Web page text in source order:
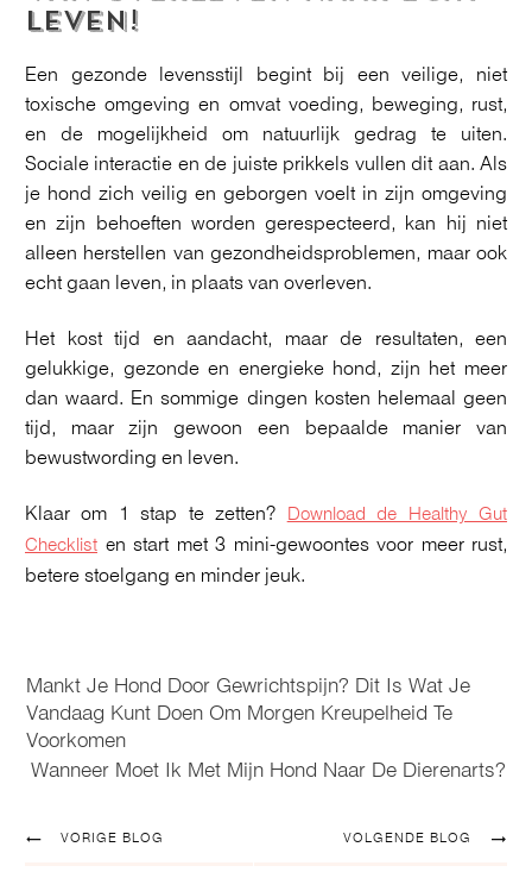
LEVEN!
Een gezonde levensstijl begint bij een veilige, niet
toxische omgeving en omvat voeding, beweging, rust,
en de mogelijkheid om natuurlijk gedrag te uiten.
Sociale interactie en de juiste prikkels vullen dit aan. Als
je hond zich veilig en geborgen voelt in zijn omgeving
en zijn behoeften worden gerespecteerd, kan hij niet
alleen herstellen van gezondheidsproblemen, maar ook
echt gaan leven, in plaats van overleven.
Het kost tijd en aandacht, maar de resultaten, een
gelukkige, gezonde en energieke hond, zijn het meer
dan waard. En sommige dingen kosten helemaal geen
tijd, maar zijn gewoon een bepaalde manier van
bewustwording en leven.
Klaar om 1 stap te zetten?
Download de Healthy Gut
Checklist en start met 3 mini-gewoontes voor meer rust,
betere stoelgang en minder jeuk.
Mankt Je Hond Door Gewrichtspijn? Dit Is Wat Je
Vandaag Kunt Doen Om Morgen Kreupelheid Te
Voorkomen
Wanneer Moet Ik Met Mijn Hond Naar De Dierenarts?
VORIGE BLOG VOLGENDE BLOG